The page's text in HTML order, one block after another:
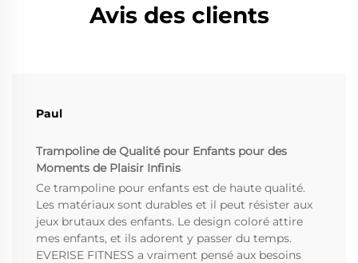
Avis des clients
Paul
Trampoline de Qualité pour Enfants pour des
Moments de Plaisir Infinis
Ce trampoline pour enfants est de haute qualité.
Les matériaux sont durables et il peut résister aux
jeux brutaux des enfants. Le design coloré attire
mes enfants, et ils adorent y passer du temps.
EVERISE FITNESS a vraiment pensé aux besoins